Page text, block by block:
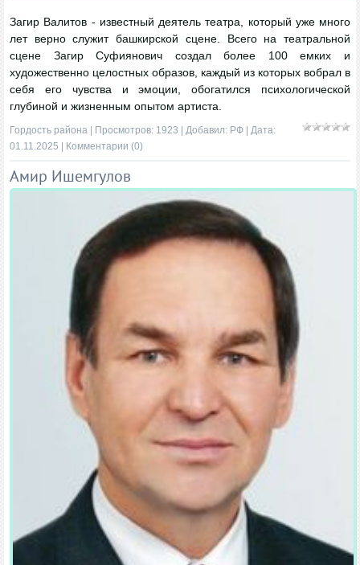
Загир Валитов ‑ известный деятель театра, который уже много
лет верно служит башкирской сцене. Всего на театральной
сцене Загир Суфиянович создал более 100 емких и
художественно целостных образов, каждый из которых вобрал в
себя его чувства и эмоции, обогатился психологической
глубиной и жизненным опытом артиста.
Гордость района | Просмотров: 1923 | Добавил: РФ | Дата:
01.11.2025 | Комментарии (0)
Амир Ишемгулов